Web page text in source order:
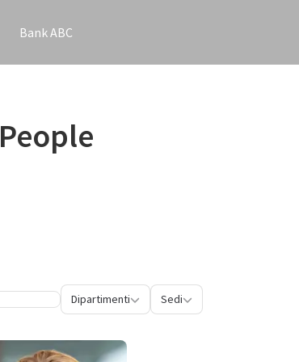
Bank ABC
People
Dipartimenti
Dipartimenti Sedi
Sedi